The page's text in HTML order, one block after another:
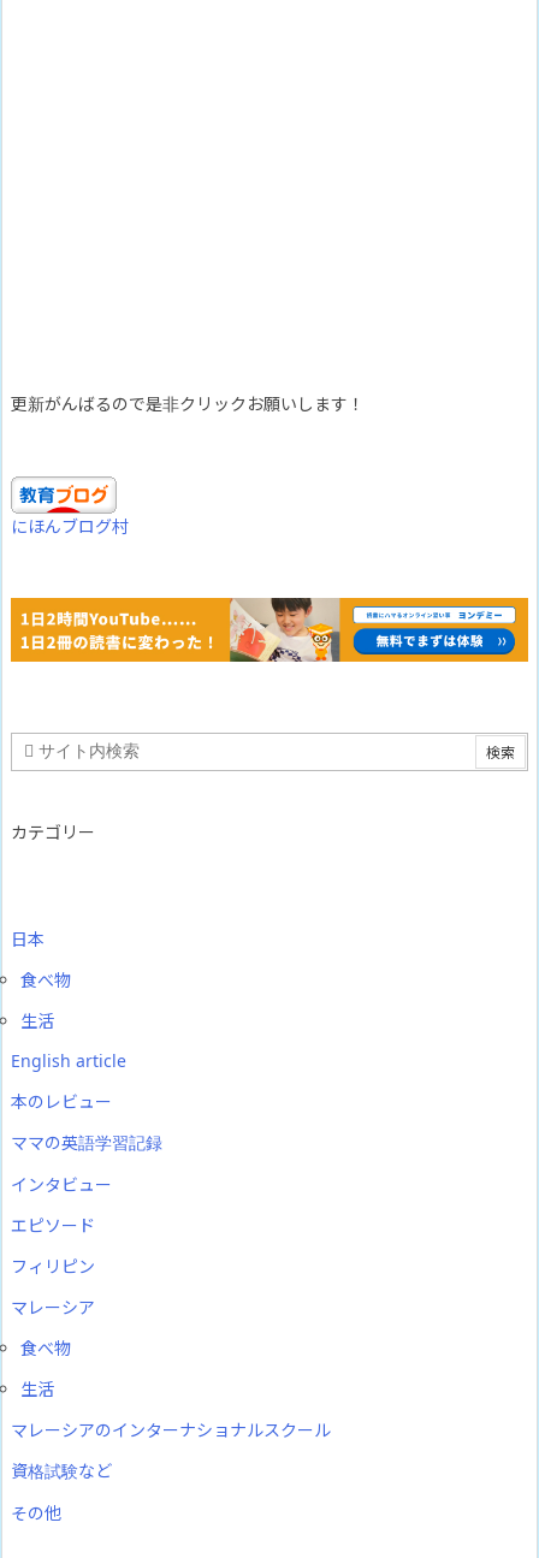
更新がんばるので是非クリックお願いします！
にほんブログ村
カテゴリー
日本
食べ物
生活
English article
本のレビュー
ママの英語学習記録
インタビュー
エピソード
フィリピン
マレーシア
食べ物
生活
マレーシアのインターナショナルスクール
資格試験など
その他